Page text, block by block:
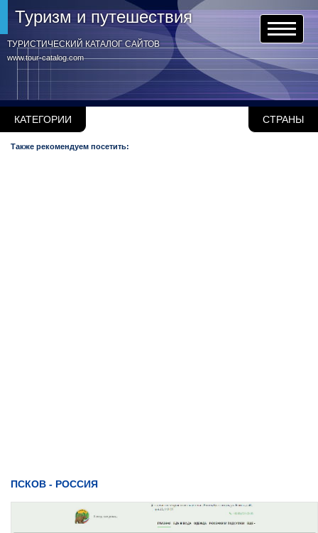
www.tour-catalog.com
Туризм и путешествия
ТУРИСТИЧЕСКИЙ КАТАЛОГ САЙТОВ
КАТЕГОРИИ СТРАНЫ
Также рекомендуем посетить:
ПСКОВ - РОССИЯ